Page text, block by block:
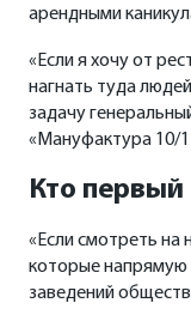
арендными
«Если я хочу от
нагнать туда
задачу
«Мануфактура 10/
Кто первый
«Если смотреть на
которые напрямую
заведений